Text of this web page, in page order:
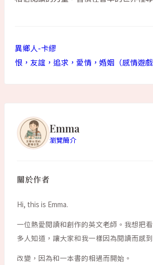
異鄉人-卡繆
恨，友誼，追求，愛情，婚姻（感情遊
Emma
瀏覽簡介
關於作者
Hi, this is Emma.
一位熱愛閱讀和創作的英文老師。我想把
多人知道，讓大家和我一樣因為閱讀而感到
改變，因為和一本書的相遇而開始。